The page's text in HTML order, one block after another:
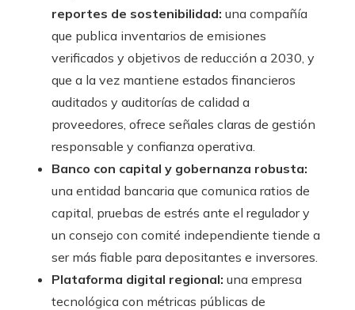
reportes de sostenibilidad: una compañía
que publica inventarios de emisiones
verificados y objetivos de reducción a 2030, y
que a la vez mantiene estados financieros
auditados y auditorías de calidad a
proveedores, ofrece señales claras de gestión
responsable y confianza operativa.
Banco con capital y gobernanza robusta:
una entidad bancaria que comunica ratios de
capital, pruebas de estrés ante el regulador y
un consejo con comité independiente tiende a
ser más fiable para depositantes e inversores.
Plataforma digital regional: una empresa
tecnológica con métricas públicas de